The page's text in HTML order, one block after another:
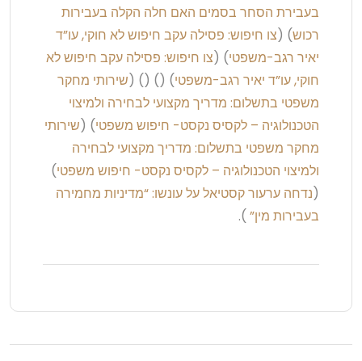
בעבירת הסחר בסמים האם חלה הקלה בעבירות
רכוש) (צו חיפוש: פסילה עקב חיפוש לא חוקי, עו”ד
יאיר רגב-משפטי) (צו חיפוש: פסילה עקב חיפוש לא
חוקי, עו”ד יאיר רגב-משפטי) () () (שירותי מחקר
משפטי בתשלום: מדריך מקצועי לבחירה ולמיצוי
הטכנולוגיה – לקסיס נקסט- חיפוש משפטי) (שירותי
מחקר משפטי בתשלום: מדריך מקצועי לבחירה
ולמיצוי הטכנולוגיה – לקסיס נקסט- חיפוש משפטי)
(נדחה ערעור קסטיאל על עונשו: “מדיניות מחמירה
בעבירות מין”).